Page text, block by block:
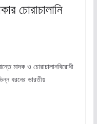
চোরাচালানি
মাদক ও চোরাচালানবিরোধী
ধরনের ভারতীয়